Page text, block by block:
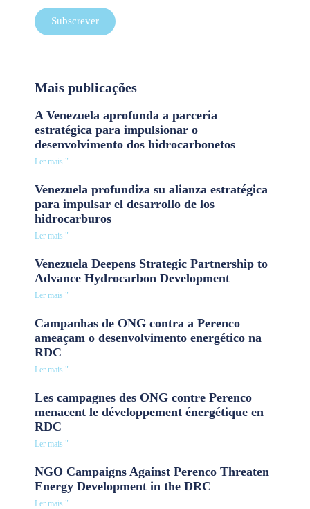
Subscrever
Mais publicações
A Venezuela aprofunda a parceria
estratégica para impulsionar o
desenvolvimento dos hidrocarbonetos
Ler mais "
Venezuela profundiza su alianza estratégica
para impulsar el desarrollo de los
hidrocarburos
Ler mais "
Venezuela Deepens Strategic Partnership to
Advance Hydrocarbon Development
Ler mais "
Campanhas de ONG contra a Perenco
ameaçam o desenvolvimento energético na
RDC
Ler mais "
Les campagnes des ONG contre Perenco
menacent le développement énergétique en
RDC
Ler mais "
NGO Campaigns Against Perenco Threaten
Energy Development in the DRC
Ler mais "